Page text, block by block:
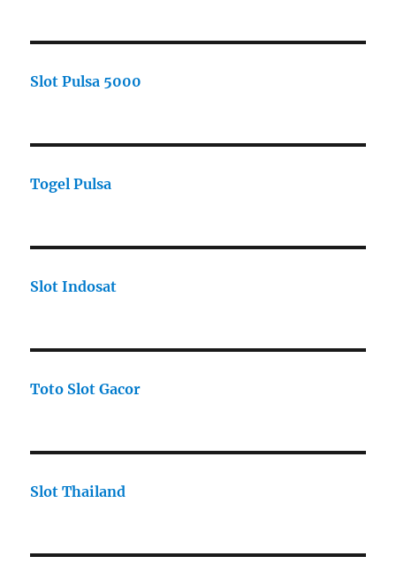
Slot Pulsa 5000
Togel Pulsa
Slot Indosat
Toto Slot Gacor
Slot Thailand